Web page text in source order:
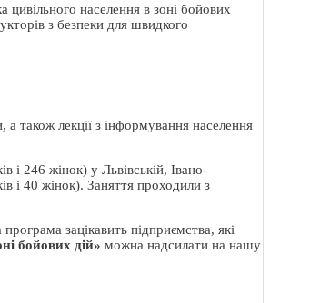
цивільного населення в зоні бойових
з безпеки для швидкого
а також лекції з інформування населення
і 246 жінок) у Львівській, Івано-
і 40 жінок). Заняття проходили з
зацікавить підприємства, які
бойових дій» можна надсилати на нашу